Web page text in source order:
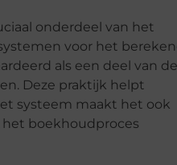
onderdeel van het
voor het
als een deel van de
Deze praktijk helpt
systeem maakt het ook
boekhoudproces